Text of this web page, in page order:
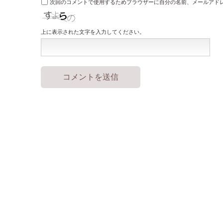
次回のコメントで使用するためブラウザーに自分の名前、メールアド
上に表示された文字を入力してください。